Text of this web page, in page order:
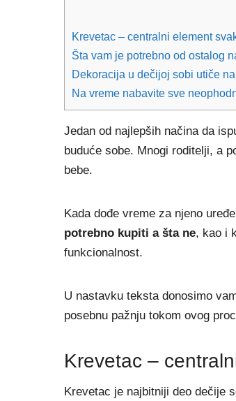
Krevetac – centralni element
Šta vam je potrebno od ostalog
Dekoracija u dečijoj sobi utiče
Na vreme nabavite sve
Jedan od najlepših načina da
buduće sobe. Mnogi roditelji, a
bebe.
Kada dođe vreme za njeno
potrebno kupiti a šta ne, kao i
funkcionalnost.
U nastavku teksta donosimo
posebnu pažnju tokom ovog
Krevetac –
Krevetac je najbitniji deo dečije